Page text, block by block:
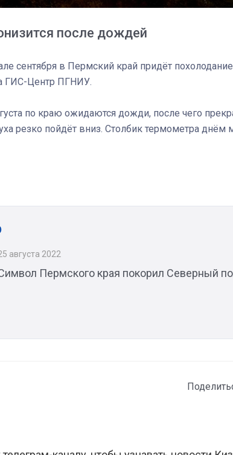
после дождей
сентября в Пермский край придёт
ГИС-Центр ПГНИУ.
по краю ожидаются дожди, после чего
резко пойдёт вниз. Столбик термометра днём
августа 2022
Пермского края покорил Северный
03